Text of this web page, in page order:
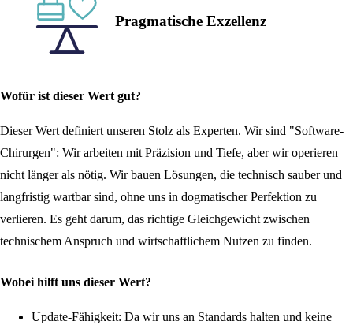
Pragmatische Exzellenz
Wofür ist dieser Wert gut?
Dieser Wert definiert unseren Stolz als Experten. Wir sind "Software-
Chirurgen": Wir arbeiten mit Präzision und Tiefe, aber wir operieren
nicht länger als nötig. Wir bauen Lösungen, die technisch sauber und
langfristig wartbar sind, ohne uns in dogmatischer Perfektion zu
verlieren. Es geht darum, das richtige Gleichgewicht zwischen
technischem Anspruch und wirtschaftlichem Nutzen zu finden.
Wobei hilft uns dieser Wert?
Update-Fähigkeit: Da wir uns an Standards halten und keine